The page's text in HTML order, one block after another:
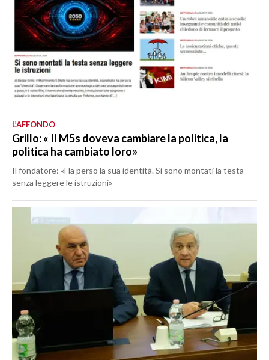
L’AFFONDO
Grillo: « Il M5s doveva cambiare la politica, la
politica ha cambiato loro»
Il fondatore: «Ha perso la sua identità. Si sono montati la testa
senza leggere le istruzioni»